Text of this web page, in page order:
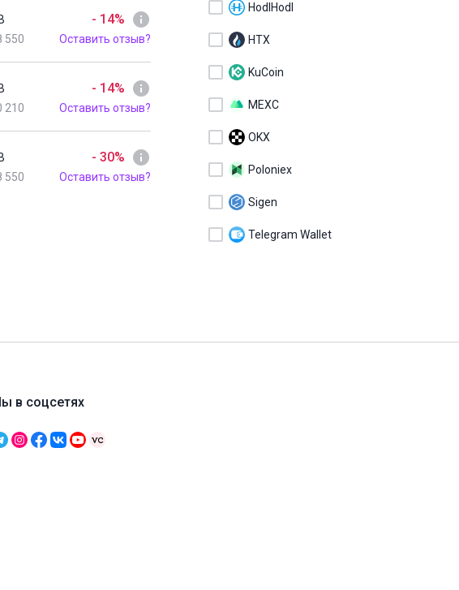
550
- 14%
Оставить отзыв?
210
- 14%
Оставить отзыв?
550
- 30%
Оставить отзыв?
HodlHodl
HTX
KuCoin
MEXC
OKX
Poloniex
Sigen
Telegram Wallet
в соцсетях